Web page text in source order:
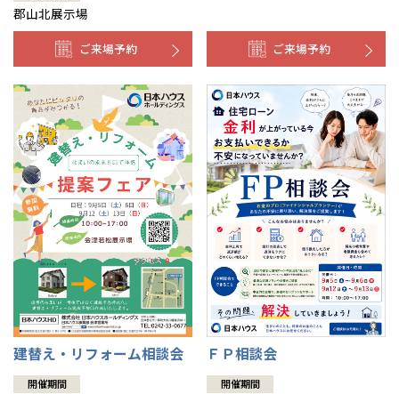
郡山北展示場
ご来場予約 ご来場予約
建替え・リフォーム相談会
開催期間
ＦＰ相談会
開催期間